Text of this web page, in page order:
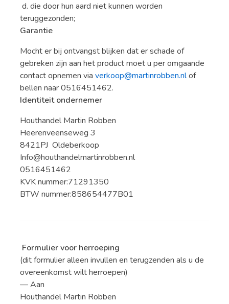
d. die door hun aard niet kunnen worden
teruggezonden;
Garantie
Mocht er bij ontvangst blijken dat er schade of
gebreken zijn aan het product moet u per omgaande
contact opnemen via verkoop@martinrobben.nlof
bellen naar 0516451462.
Identiteit ondernemer
Houthandel Martin Robben
Heerenveenseweg 3
8421PJ Oldeberkoop
Info@houthandelmartinrobben.nl
0516451462
KVK nummer:71291350
BTW nummer:858654477B01
Formulier voor herroeping
(dit formulier alleen invullen en terugzenden als u de
overeenkomst wilt herroepen)
— Aan
Houthandel Martin Robben